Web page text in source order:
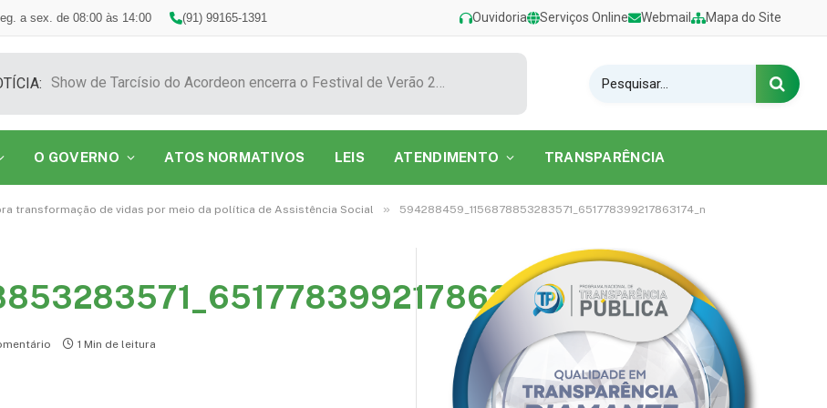
a sex. de 08:00 às 14:00 (91) 99165-1391 Ouvidoria Serviços Online Webmail Mapa do Site
Show de Tarcísio do Acordeon encerra o Festival de Verão 2026 na Praia do Caripi
O GOVERNO ATOS NORMATIVOS LEIS ATENDIMENTO TRANSPARÊNCIA
transformação de vidas por meio da política de Assistência Social » 594288459_1156878853283571_651778399217863174_n
1 Min de leitura